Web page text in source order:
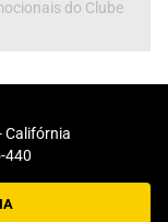
do Clube
Califórnia
440